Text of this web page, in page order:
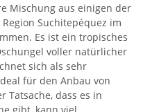
Mischung aus einigen der
Suchitepéquez im
Es ist ein tropisches
voller natürlicher
sich als sehr
für den Anbau von
Tatsache, dass es in